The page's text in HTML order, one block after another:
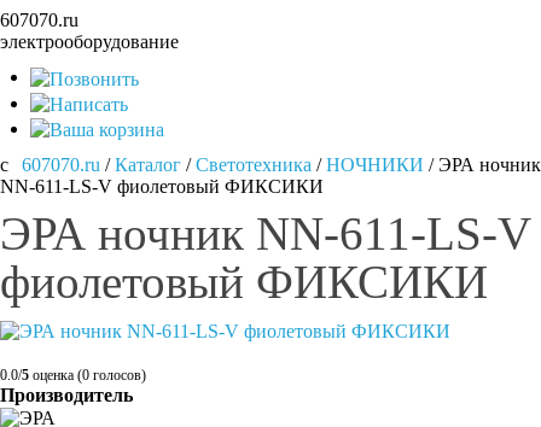
607070.ru
электрооборудование
607070.ru /Каталог /Светотехника /НОЧНИКИ /ЭРА ночник
NN-611-LS-V фиолетовый ФИКСИКИ
ЭРА ночник NN-611-LS-V
фиолетовый ФИКСИКИ
0.0/5 оценка (0 голосов)
Производитель